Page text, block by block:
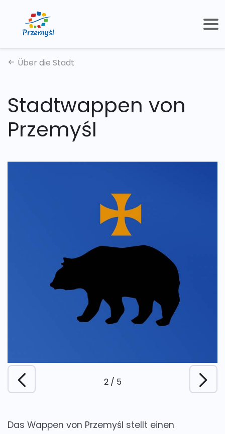
Über die Stadt
Stadtwappen von
Przemyśl
2/ 5
Das Wappen von Przemyśl stellt einen